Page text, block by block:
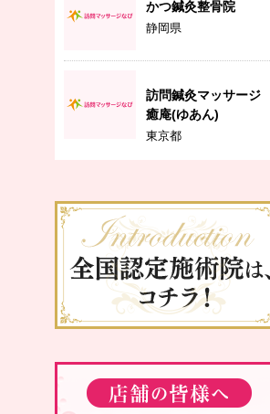
かつ鍼灸整骨院
静岡県
訪問鍼灸マッサージ
癒庵(ゆあん)
東京都